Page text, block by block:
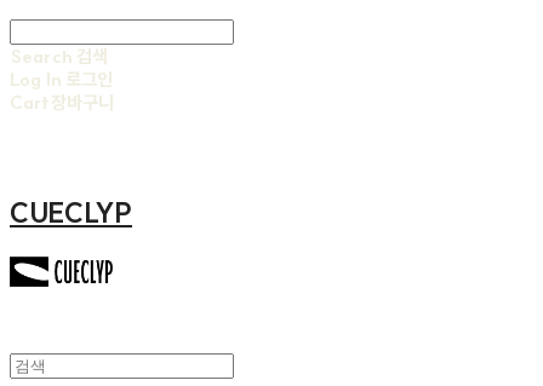
Search 검색
Log In 로그인
Cart장바구니
CUECLYP